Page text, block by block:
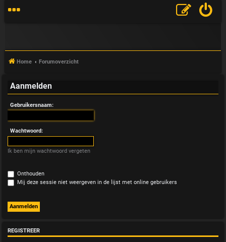
V
&
A
Home Forumoverzicht
Aanmelden
Gebruikersnaam:
Wachtwoord:
Ik ben mijn wachtwoord vergeten
Onthouden
Mij deze sessie niet weergeven in de lijst met online gebruikers
REGISTREER